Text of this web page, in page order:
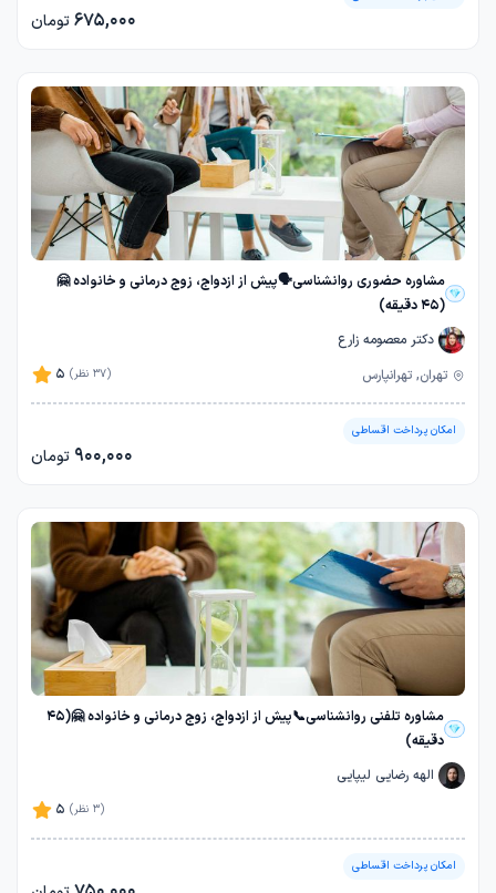
675,000تومان
مشاوره حضوری روانشناسی🗣️پیش از ازدواج، زوج درمانی و خانواده 🤗
(45 دقیقه)
دکتر معصومه زارع
5
(37 نظر) تهران, تهرانپارس
امکان پرداخت اقساطی
900,000 تومان
مشاوره تلفنی روانشناسی📞پیش از ازدواج، زوج درمانی و خانواده 🤗(45
دقیقه)
الهه رضایی لیپایی
5
(3 نظر)
امکان پرداخت اقساطی